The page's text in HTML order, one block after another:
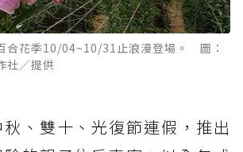
合花季10/04~10/31止浪漫登場。 圖：
社／提供
、雙十、光復節連假，推出